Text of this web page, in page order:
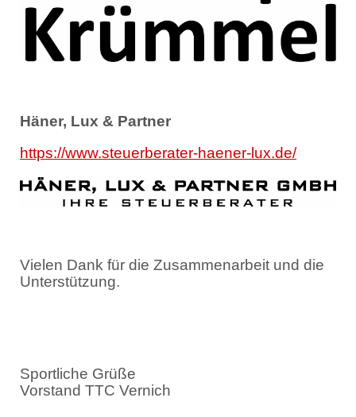
Häner, Lux & Partner
https://www.steuerberater-haener-lux.de/
Vielen Dank für die Zusammenarbeit und die
Unterstützung.
Sportliche Grüße
Vorstand TTC Vernich